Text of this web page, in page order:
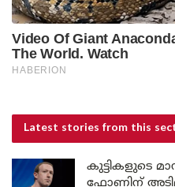
Latest stories from this
കുട്ടികളുടെ
ഫോണിന്